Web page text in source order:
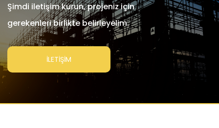
Şimdi iletişim kurun, projeniz için
gerekenleri birlikte belirleyelim.
İLETİŞİM